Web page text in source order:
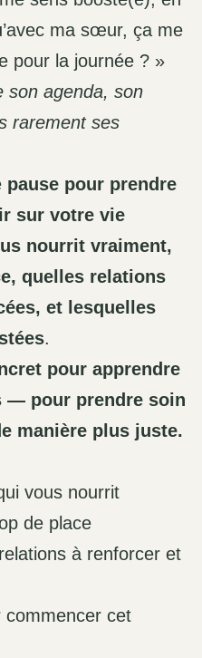
ma sœur, ça me
pour la journée ? »
son agenda, son
rarement ses
pause pour prendre
sur votre vie
nourrit vraiment,
quelles relations
et lesquelles
.
pour apprendre
— pour prendre soin
manière plus juste.
vous nourrit
de place
à renforcer et
cet